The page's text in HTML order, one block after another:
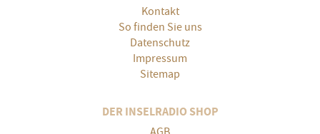
Kontakt
So finden Sie uns
Datenschutz
Impressum
Sitemap
DER INSELRADIO SHOP